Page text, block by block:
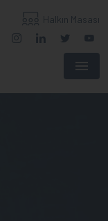
Halkın Masası
Menu